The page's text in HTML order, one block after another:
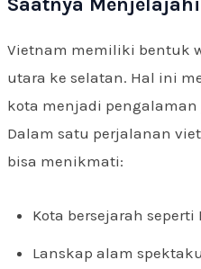
Vietnam memiliki bentuk
utara ke selatan. Hal ini
kota menjadi pengalaman
Dalam satu perjalanan
bisa menikmati:
Kota bersejarah seperti
Lanskap alam